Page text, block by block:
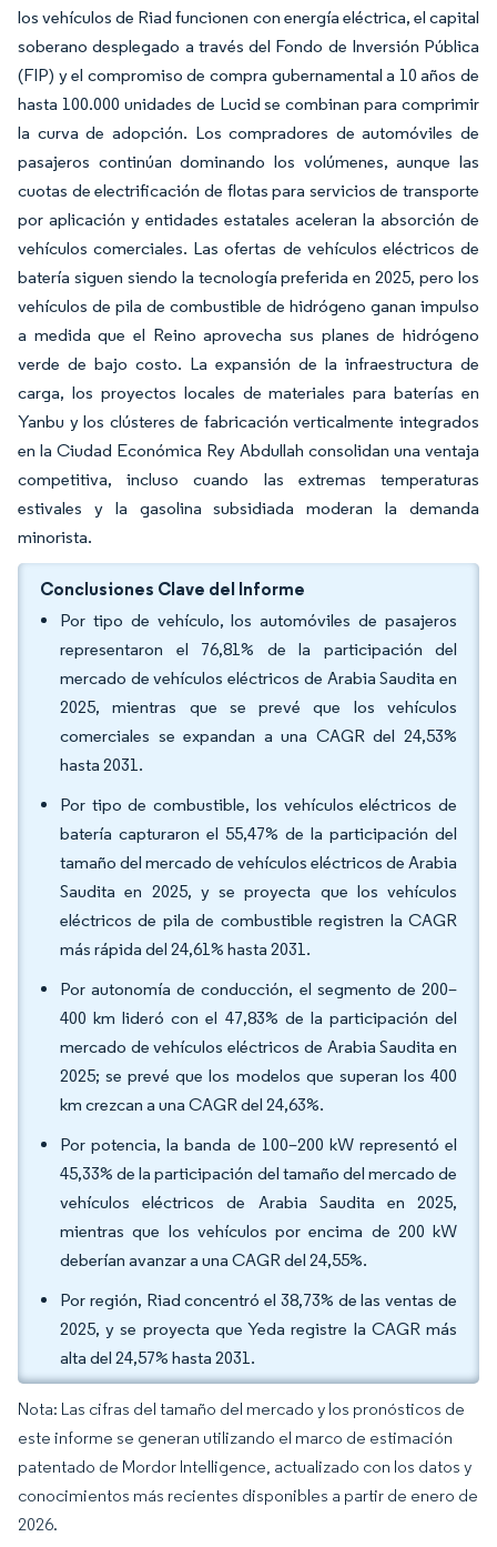
los vehículos de Riad funcionen con energía eléctrica, el capital
soberano desplegado a través del Fondo de Inversión Pública
(FIP) y el compromiso de compra gubernamental a 10 años de
hasta 100.000 unidades de Lucid se combinan para comprimir
la curva de adopción. Los compradores de automóviles de
pasajeros continúan dominando los volúmenes, aunque las
cuotas de electrificación de flotas para servicios de transporte
por aplicación y entidades estatales aceleran la absorción de
vehículos comerciales. Las ofertas de vehículos eléctricos de
batería siguen siendo la tecnología preferida en 2025, pero los
vehículos de pila de combustible de hidrógeno ganan impulso
a medida que el Reino aprovecha sus planes de hidrógeno
verde de bajo costo. La expansión de la infraestructura de
carga, los proyectos locales de materiales para baterías en
Yanbu y los clústeres de fabricación verticalmente integrados
en la Ciudad Económica Rey Abdullah consolidan una ventaja
competitiva, incluso cuando las extremas temperaturas
estivales y la gasolina subsidiada moderan la demanda
minorista.
Conclusiones Clave del Informe
Por tipo de vehículo, los automóviles de pasajeros
representaron el 76,81% de la participación del
mercado de vehículos eléctricos de Arabia Saudita en
2025, mientras que se prevé que los vehículos
comerciales se expandan a una CAGR del 24,53%
hasta 2031.
Por tipo de combustible, los vehículos eléctricos de
batería capturaron el 55,47% de la participación del
tamaño del mercado de vehículos eléctricos de Arabia
Saudita en 2025, y se proyecta que los vehículos
eléctricos de pila de combustible registren la CAGR
más rápida del 24,61% hasta 2031.
Por autonomía de conducción, el segmento de 200–
400 km lideró con el 47,83% de la participación del
mercado de vehículos eléctricos de Arabia Saudita en
2025; se prevé que los modelos que superan los 400
km crezcan a una CAGR del 24,63%.
Por potencia, la banda de 100–200 kW representó el
45,33% de la participación del tamaño del mercado de
vehículos eléctricos de Arabia Saudita en 2025,
mientras que los vehículos por encima de 200 kW
deberían avanzar a una CAGR del 24,55%.
Por región, Riad concentró el 38,73% de las ventas de
2025, y se proyecta que Yeda registre la CAGR más
alta del 24,57% hasta 2031.
Nota: Las cifras del tamaño del mercado y los pronósticos de
este informe se generan utilizando el marco de estimación
patentado de Mordor Intelligence, actualizado con los datos y
conocimientos más recientes disponibles a partir de enero de
2026.